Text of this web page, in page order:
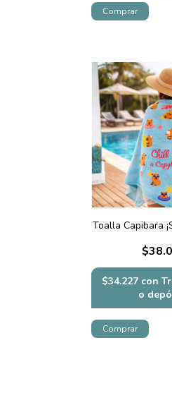
Toalla Capibara
$34.227 con
o